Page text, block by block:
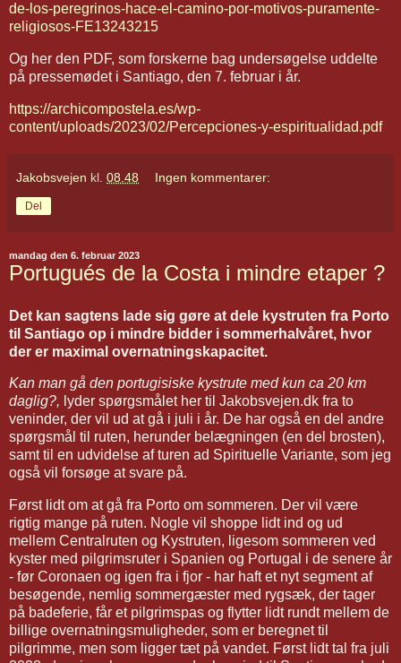
de-los-peregrinos-hace-el-camino-por-motivos-puramente-
religiosos-FE13243215
Og her den PDF, som forskerne bag undersøgelse uddelte
på pressemødet i Santiago, den 7. februar i år.
https://archicompostela.es/wp-
content/uploads/2023/02/Percepciones-y-espiritualidad.pdf
Jakobsvejen kl. 08.48 Ingen kommentarer:
Del
mandag den 6. februar 2023
Portugués de la Costa i mindre etaper ?
Det kan sagtens lade sig gøre at dele kystruten fra Porto
til Santiago op i mindre bidder i sommerhalvåret, hvor
der er maximal overnatningskapacitet.
Kan man gå den portugisiske kystrute med kun ca 20 km
daglig?, lyder spørgsmålet her til Jakobsvejen.dk fra to
veninder, der vil ud at gå i juli i år. De har også en del andre
spørgsmål til ruten, herunder belægningen (en del brosten),
samt til en udvidelse af turen ad Spirituelle Variante, som jeg
også vil forsøge at svare på.
Først lidt om at gå fra Porto om sommeren. Der vil være
rigtig mange på ruten. Nogle vil shoppe lidt ind og ud
mellem Centralruten og Kystruten, ligesom sommeren ved
kyster med pilgrimsruter i Spanien og Portugal i de senere år
- før Coronaen og igen fra i fjor - har haft et nyt segment af
besøgende, nemlig sommergæster med rygsæk, der tager
på badeferie, får et pilgrimspas og flytter lidt rundt mellem de
billige overnatningsmuligheder, som er beregnet til
pilgrimme, men som ligger tæt på vandet. Først lidt tal fra juli